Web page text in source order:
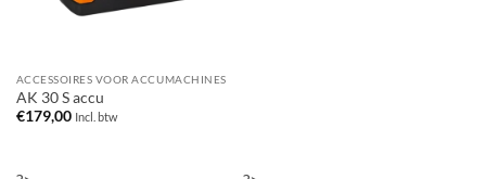
ACCESSOIRES VOOR ACCUMACHINES
AK 30 S accu
€179,00 Incl. btw